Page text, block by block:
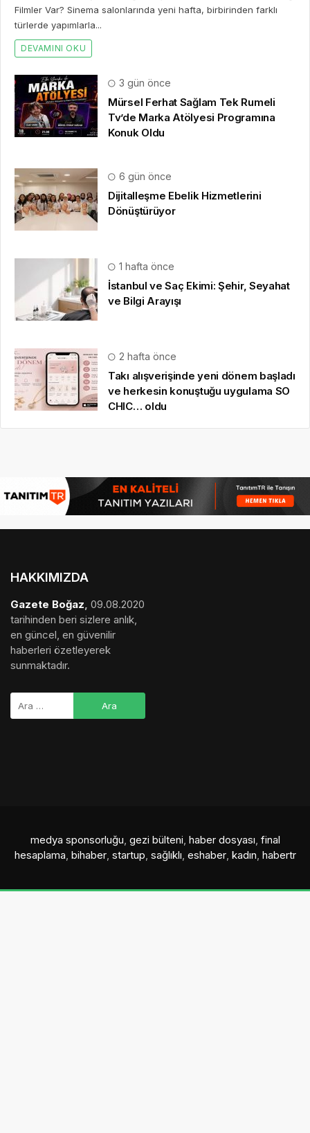
Filmler Var? Sinema salonlarında yeni hafta, birbirinden farklı
türlerde yapımlarla...
DEVAMINI OKU
3 gün önce
Mürsel Ferhat Sağlam Tek Rumeli
Tv’de Marka Atölyesi Programına
Konuk Oldu
6 gün önce
Dijitalleşme Ebelik Hizmetlerini
Dönüştürüyor
1 hafta önce
İstanbul ve Saç Ekimi: Şehir, Seyahat
ve Bilgi Arayışı
2 hafta önce
Takı alışverişinde yeni dönem başladı
ve herkesin konuştuğu uygulama SO
CHIC… oldu
HAKKIMIZDA
Gazete Boğaz, 09.08.2020
tarihinden beri sizlere anlık,
en güncel, en güvenilir
haberleri özetleyerek
sunmaktadır.
medya sponsorluğu, gezi bülteni, haber dosyası, final
hesaplama, bihaber, startup, sağlıklı, eshaber, kadın, habertr